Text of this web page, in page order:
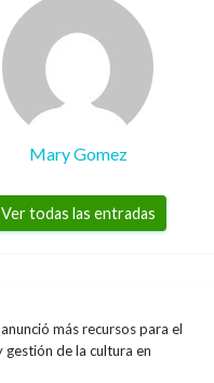
Mary Gomez
Ver todas las entradas
más recursos para el
gestión de la cultura en